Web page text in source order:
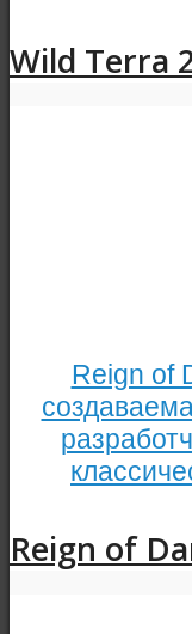
Wild Terra
Reign of
Reign of